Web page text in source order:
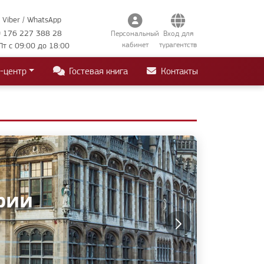
Viber / WhatsApp
176 227 388 28
с 09:00 до 18:00
Персональный
кабинет
Вход для
турагентств
центр Гостевая книга Контакты